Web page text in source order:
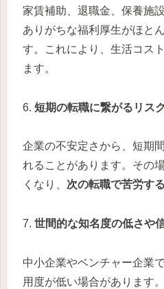
家賃補助、退職金、保養施
ありがちな福利厚生がほと
す。これにより、生活コス
ます。
6. 短期の転職に繋がるリスク
企業の不安定さから、短期
れることがあります。その
くなり、 次の転職で苦労す
7. 世間的な知名度の低さや
中小企業やベンチャー企業
用度が低い場合があります